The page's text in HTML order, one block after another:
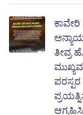
ತೀವ್ರ